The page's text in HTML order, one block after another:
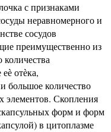
с признаками
неравномерного и
сосудов
преимущественно из
отѐка,
большое количество
элементов. Скопления
форм и форм
в цитоплазме